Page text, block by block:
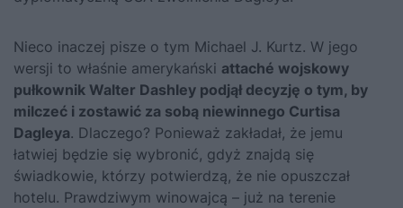
Nieco inaczej pisze o tym Michael J. Kurtz. W jego
wersji to właśnie amerykański attaché wojskowy
pułkownik Walter Dashley podjął decyzję o tym, by
milczeć i zostawić za sobą niewinnego Curtisa
Dagleya. Dlaczego? Ponieważ zakładał, że jemu
łatwiej będzie się wybronić, gdyż znajdą się
świadkowie, którzy potwierdzą, że nie opuszczał
hotelu. Prawdziwym winowajcą – już na terenie